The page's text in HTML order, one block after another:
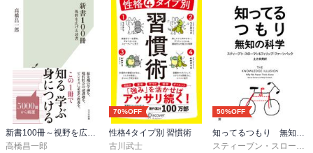
新書100冊～視野を広げる読書～
高橋昌一郎
70%OFF
性格4タイプ別 習慣術
古川武士
50%OFF
知ってるつもり 無知の科学
スティーブン・スローマン